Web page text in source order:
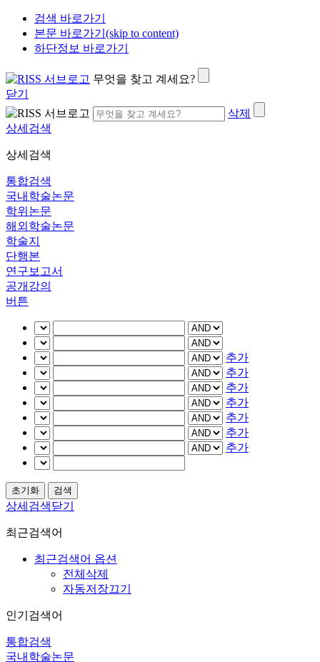
검색 바로가기
본문 바로가기(skip to content)
하단정보 바로가기
무엇을 찾고 계세요?
닫기
삭제
상세검색
상세검색
통합검색
국내학술논문
학위논문
해외학술논문
학술지
단행본
연구보고서
공개강의
버튼
추가
추가
추가
추가
추가
추가
추가
상세검색닫기
최근검색어
최근검색어 옵션
전체삭제
자동저장끄기
인기검색어
통합검색
국내학술논문